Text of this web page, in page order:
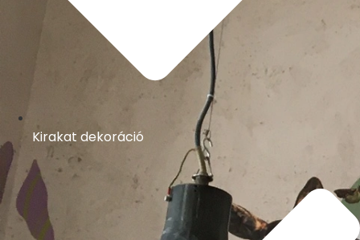
Kirakat dekoráció